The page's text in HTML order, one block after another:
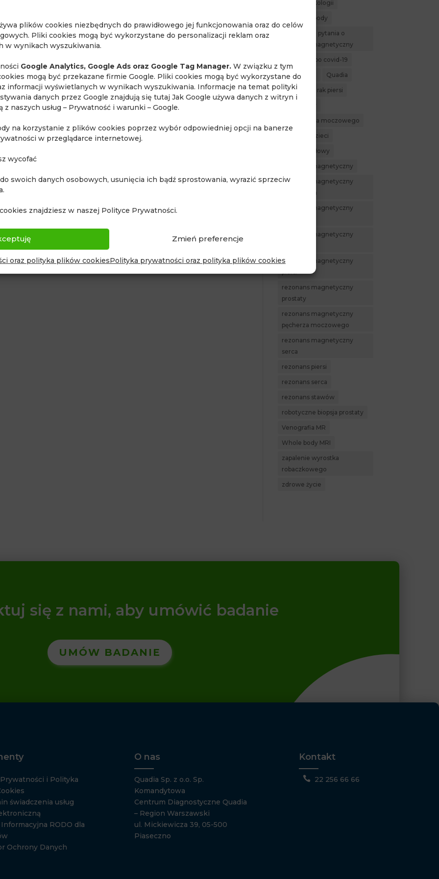
plików cookies niezbędnych do prawidłowego jej funkcjonowania oraz do celów
Pliki cookies mogą być wykorzystane do personalizacji reklam oraz
w wynikach wyszukiwania.
Google Analytics, Google Ads oraz Google Tag Manager. W związku z tym
mogą być przekazane firmie Google. Pliki cookies mogą być wykorzystane do
informacji wyświetlanych w wynikach wyszukiwania. Informacje na temat polityki
danych przez Google znajdują się tutaj Jak Google używa danych z witryn i
naszych usług – Prywatność i warunki – Google.
na korzystanie z plików cookies poprzez wybór odpowiedniej opcji na banerze
w przeglądarce internetowej.
wycofać
swoich danych osobowych, usunięcia ich bądź sprostowania, wyrazić sprzeciw
znajdziesz w naszej Polityce Prywatności.
Zmień preferencje
oraz polityka plików cookiesPolityka prywatności oraz polityka plików cookies
torbielowato-lite zmiany (ONCO-RADS 3) w
dalszą pogłębioną diagnostykę z wykonaniem badania MR z
charakter zmiany podejrzany o proces złośliwy.
MR w ginekologii
MR whole body
najczęstsze pytania o
rezonans magnetyczny
powikłania po covid-19
profilaktyka Quadia
rak nerki rak piersi
rak pęcherza moczowego
rezonans dzieci
rezonans głowy
rezonans magnetyczny
rezonans magnetyczny
całego ciała
rezonans magnetyczny
rezonans magnetyczny
rezonans magnetyczny
piersi
rezonans magnetyczny
prostaty
rezonans magnetyczny
pęcherza moczowego
rezonans magnetyczny
serca
rezonans piersi
rezonans serca
rezonans stawów
robotyczne biopsja prostaty
Venografia MR
Whole body MRI
zapalenie wyrostka
robaczkowego
zdrowe życie
się z nami, aby umówić badanie
UMÓW BADANIE
i Polityka
świadczenia usług
Informacyjna RODO dla
Ochrony Danych
O nas
Quadia Sp. z o.o. Sp.
Komandytowa
Centrum Diagnostyczne Quadia
– Region Warszawski
ul. Mickiewicza 39, 05-500
Piaseczno
Kontakt
 22 256 66 66